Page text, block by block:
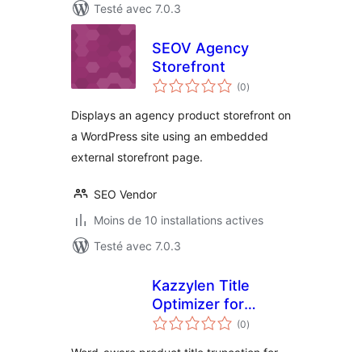
Testé avec 7.0.3
SEOV Agency
Storefront
(0notes
en
)
Displays an agency product storefront on
a WordPress site using an embedded
external storefront page.
SEO Vendor
Moins de 10 installations actives
Testé avec 7.0.3
Kazzylen Title
Optimizer for
WooCommerce
(0notes
en
)